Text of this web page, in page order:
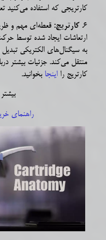
کارتریجی که استفاده می‌کنید
6. کارتریج: قعطه‌ای مهم و
ارتعاشات ایجاد شده توسط
به سیگنالهای الکتریکی
منتقل می‌کند. جزئیات بیشتر
کارتریج را اینجا بخوانید.
راهنمای